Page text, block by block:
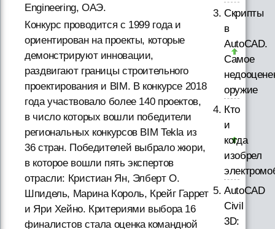
Engineering, ОАЭ.
Конкурс проводится с 1999 года и
ориентирован на проекты, которые
демонстрируют инновации,
раздвигают границы строительного
проектирования и BIM. В конкурсе 2018
года участвовало более 140 проектов,
в число которых вошли победители
региональных конкурсов BIM Tekla из
36 стран. Победителей выбрало жюри,
в которое вошли пять экспертов
отрасли: Кристиан Ян, Элберт О.
Шпидель, Марина Король, Крейг Гаррет
и Яри Хейно. Критериями выбора 16
финалистов стала оценка командной
Скрипты
в
AutoCAD.
Самое
оружие
Кто
и
когда
изобрел
AutoCAD
Civil
3D: